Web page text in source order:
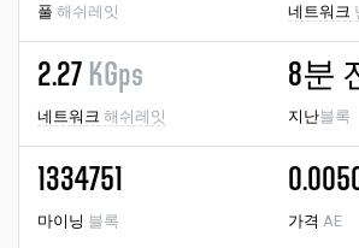
풀 해쉬레잇 네트워크
2.27 KGps
네트워크 해쉬레잇
8분
지난블록
1334751
마이닝 블록 가격 AE